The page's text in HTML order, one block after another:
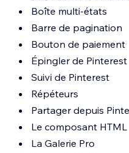
Boîte multi-états
Barre de pagination
Bouton de paiement
Épingler de Pinterest
Suivi de Pinterest
Répéteurs
Partager depuis
Le composant HTML
La Galerie Pro